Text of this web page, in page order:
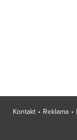
Kontakt Reklama